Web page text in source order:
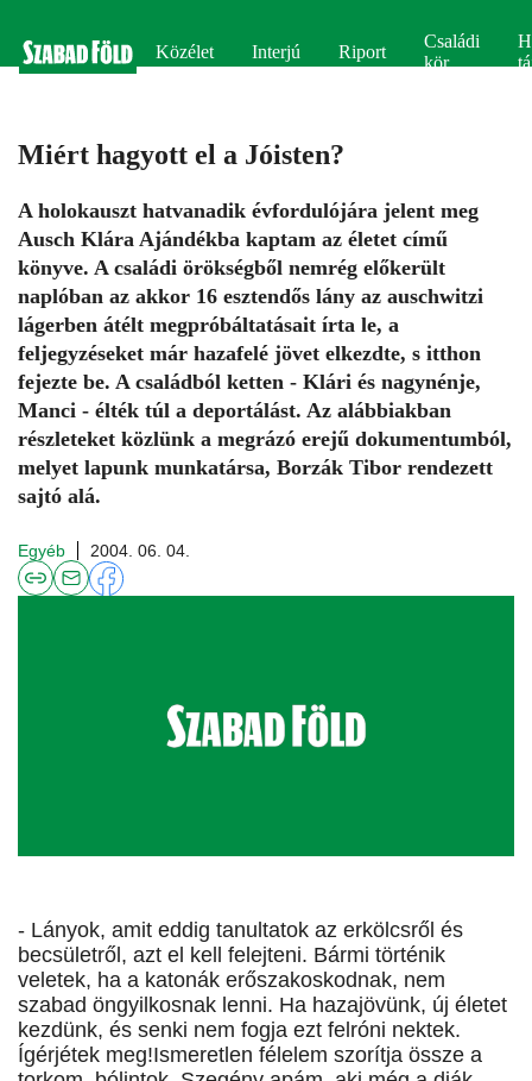
Közélet Interjú Riport
Családi
kör
Miért hagyott el a Jóisten?
A holokauszt hatvanadik évfordulójára jelent meg
Ausch Klára Ajándékba kaptam az életet című
könyve. A családi örökségből nemrég előkerült
naplóban az akkor 16 esztendős lány az auschwitzi
lágerben átélt megpróbáltatásait írta le, a
feljegyzéseket már hazafelé jövet elkezdte, s itthon
fejezte be. A családból ketten - Klári és nagynénje,
Manci - élték túl a deportálást. Az alábbiakban
részleteket közlünk a megrázó erejű dokumentumból,
melyet lapunk munkatársa, Borzák Tibor rendezett
sajtó alá.
Egyéb 2004. 06. 04.
- Lányok, amit eddig tanultatok az erkölcsről és
becsületről, azt el kell felejteni. Bármi történik
veletek, ha a katonák erőszakoskodnak, nem
szabad öngyilkosnak lenni. Ha hazajövünk, új életet
kezdünk, és senki nem fogja ezt felróni nektek.
Ígérjétek meg!Ismeretlen félelem szorítja össze a